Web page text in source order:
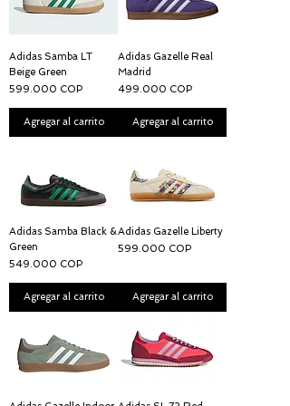
Adidas Samba LT
Beige Green
Precio
599.000 COP
Agregar al carrito
Adidas Gazelle Real
Madrid
Precio
499.000 COP
Agregar al carrito
Adidas Samba Black &
Green
Precio
549.000 COP
Agregar al carrito
Adidas Gazelle Liberty
Precio
599.000 COP
Agregar al carrito